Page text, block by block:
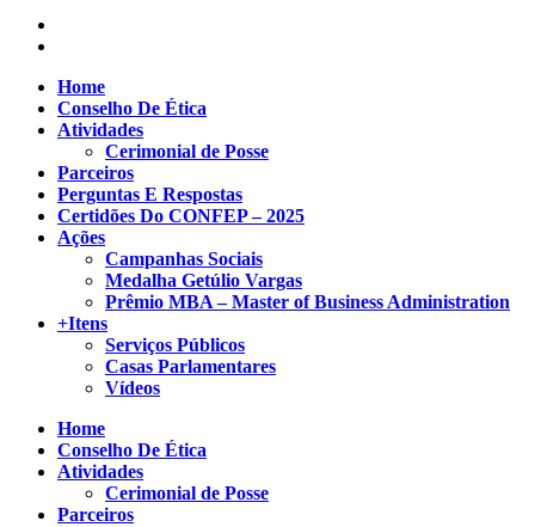
Home
Conselho De Ética
Atividades
Cerimonial de Posse
Parceiros
Perguntas E Respostas
Certidões Do CONFEP – 2025
Ações
Campanhas Sociais
Medalha Getúlio Vargas
Prêmio MBA – Master of Business Administration
+Itens
Serviços Públicos
Casas Parlamentares
Vídeos
Home
Conselho De Ética
Atividades
Cerimonial de Posse
Parceiros